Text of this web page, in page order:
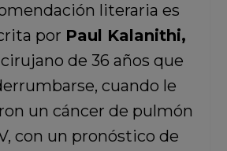
literaria es
por Paul Kalanithi,
de 36 años que
cuando le
un cáncer de pulmón
con un pronóstico de